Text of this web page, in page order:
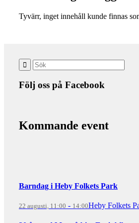
Tyvärr, inget innehåll kunde finnas
Följ oss på Facebook
Kommande event
Barndag i Heby Folkets Park
22 augusti, 11:00 - 14:00Heby Folkets